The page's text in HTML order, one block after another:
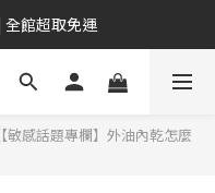
全館超取免運
【敏感話題專欄】外油內乾怎麼